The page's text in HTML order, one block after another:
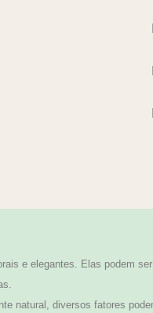
e elegantes. Elas podem
natural, diversos fatores